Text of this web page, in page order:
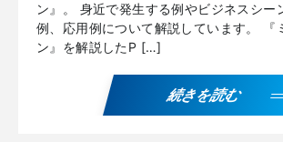
ン』。 身近で発生する例やビジネスシー
例、応用例について解説しています。 『
ン』を解説したP […]
続きを読む